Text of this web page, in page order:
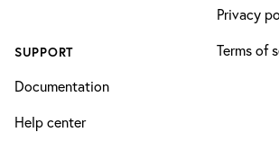
SUPPORT
Documentation
Help center
Privacy
Terms of